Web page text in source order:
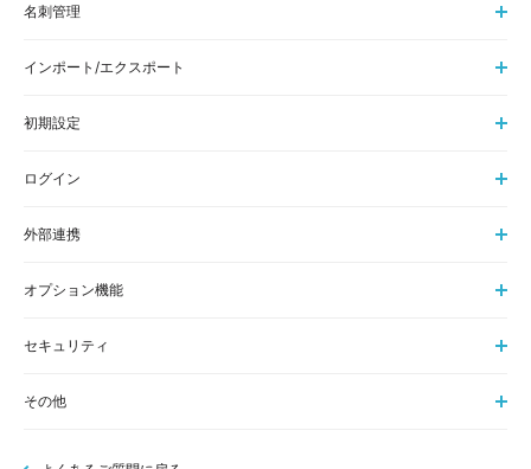
名刺管理
インポート/エクスポート
初期設定
ログイン
外部連携
オプション機能
セキュリティ
その他